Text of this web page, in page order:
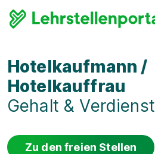
Hotelkaufmann /
Hotelkauffrau
Gehalt & Verdienst
Zu den freien Stellen